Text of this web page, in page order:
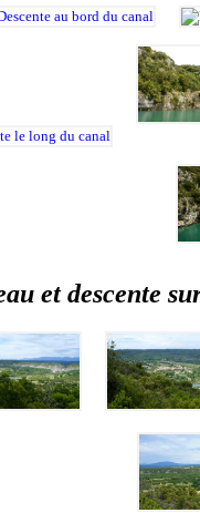
et descente